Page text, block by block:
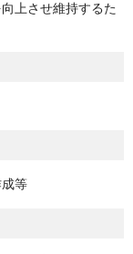
上させ維持するた
等